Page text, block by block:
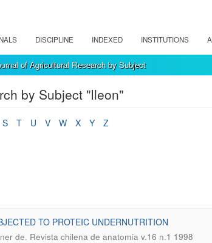
DISCIPLINE INDEXED INSTITUTIONS
of Agricultural Research by Subject
by Subject "Ileon"
S T U V W X Y
Z
TO PROTEIC UNDERNUTRITION
de. Revista chilena de anatomía v.16 n.1 1998